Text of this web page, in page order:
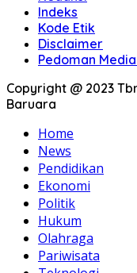
Indeks
Kode Etik
Disclaimer
Pedoman
Copyright @ 2023
Baruara
Home
News
Pendidikan
Ekonomi
Politik
Hukum
Olahraga
Pariwisata